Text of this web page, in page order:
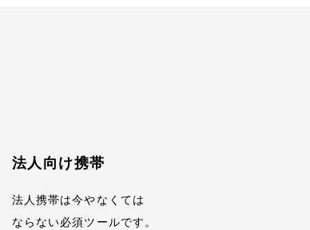
法人向け携帯
法人携帯は今やなくては
ならない必須ツールです。